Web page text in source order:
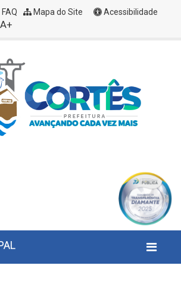
FAQ Mapa do Site
Acessibilidade
A+